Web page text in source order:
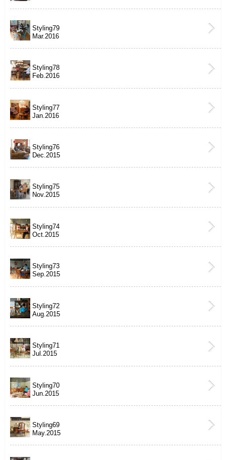
Styling79
Mar.2016
Styling78
Feb.2016
Styling77
Jan.2016
Styling76
Dec.2015
Styling75
Nov.2015
Styling74
Oct.2015
Styling73
Sep.2015
Styling72
Aug.2015
Styling71
Jul.2015
Styling70
Jun.2015
Styling69
May.2015